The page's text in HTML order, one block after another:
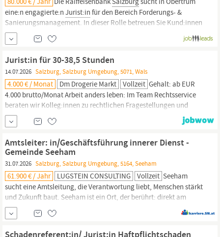
Eigenständigejuristische...
eine:n engagierte:n Jurist:in für den Bereich Forderungs- &
Sanierungsmanagement. In dieser Rolle betreuen Sie Kund:innen
mit Zahlungsrückständen und sind zuständig für Mahnungen und
Klagen. Sie bringen ein abgeschlossenes Studium der
Jurist:in für 30-38,5 Stunden
14.07.2026 Salzburg, Salzburg Umgebung, 5071, Wals
4.000 € / Monat Dm Drogerie Markt Vollzeit Gehalt: ab EUR
4.000 brutto/Monat Arbeit anders leben: Im Team Rechtsservice
beraten wir Kolleg:innen zu rechtlichen Fragestellungen und
gestalten aktiv die Umsetzung neuer gesetzlicher Anforderungen.
Was diese Rolle besonders macht? Sie verbinden fundierte
Expertise mit internationaler Zusammenarbeit und
tragen dazu bei, rechtliche Themen
Amtsleiter: in/Geschäftsführung innerer Dienst -
Gemeinde Seeham
31.07.2026 Salzburg, Salzburg Umgebung, 5164, Seeham
61.900 € / Jahr LUGSTEIN CONSULTING Vollzeit Seeham
sucht eine Amtsleitung, die Verantwortung liebt, Menschen stärkt
und Zukunft baut. Seeham ist ein Ort, der berührt: direkt am
Obertrumer See, mit Sonnenuntergängen, die jeden Tag
besonders machen – und der Festspielstadt
nur einen
kurzen Sprung entfernt. Das Biodorf Seeham steht für gelebte
Schadenreferent:in/ Jurist:in Haftpflichtschaden